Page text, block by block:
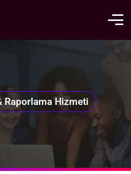
Raporlama Hizmeti